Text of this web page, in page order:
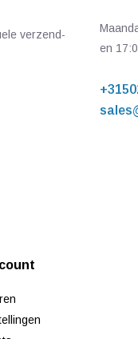
verzend-
en